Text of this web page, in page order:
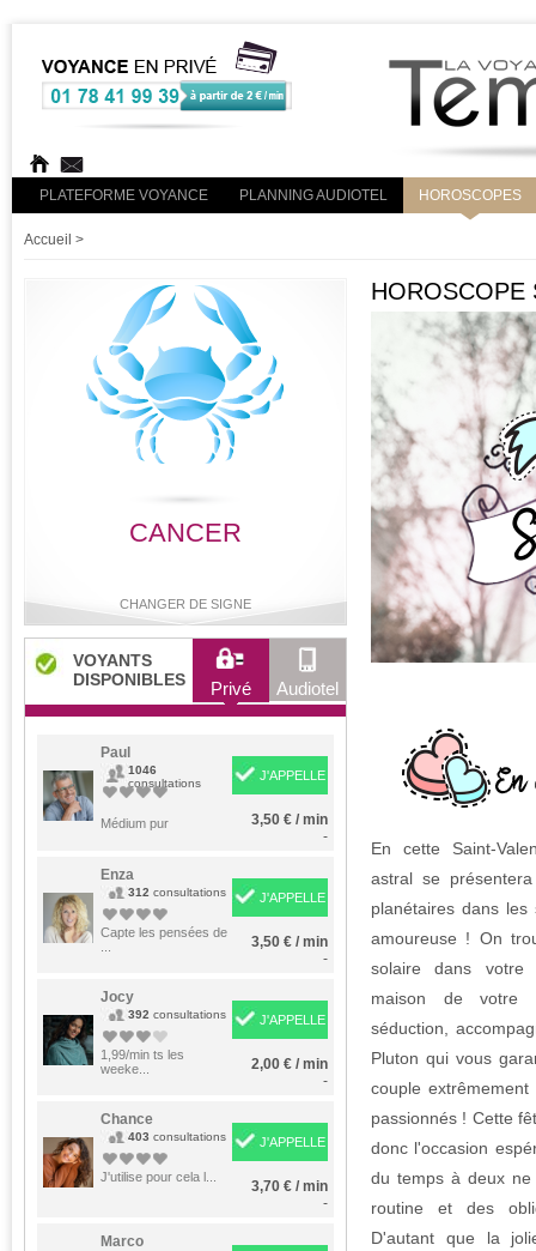
PLATEFORME VOYANCE PLANNING AUDIOTEL HOROSCOPES
Accueil >
CANCER
CHANGER DE SIGNE
Bélier Taureau Gémeaux Cancer
Lion Vierge Scorpion
Sagittaire Capricorne Verseau
VOYANTS
DISPONIBLES
Privé Audiotel
Paul
1046
consultations
Médium pur
J'APPELLE
3,50 € / min
-
Enza
312 consultations
Capte les pensées de
J'APPELLE
3,50 € / min
-
Jocy
392 consultations
1,99/min ts les
weeke...
J'APPELLE
2,00 € / min
-
Chance
403 consultations
J'utilise pour cela l...
J'APPELLE
3,70 € / min
-
Marco
HOROSCOPE
En cette Saint-
astral se
planétaires dans
amoureuse ! On
solaire dans votre
maison de
séduction,
Pluton qui vous
couple
passionnés ! Cette
donc l'occasion
du temps à deux
routine et des
D'autant que la